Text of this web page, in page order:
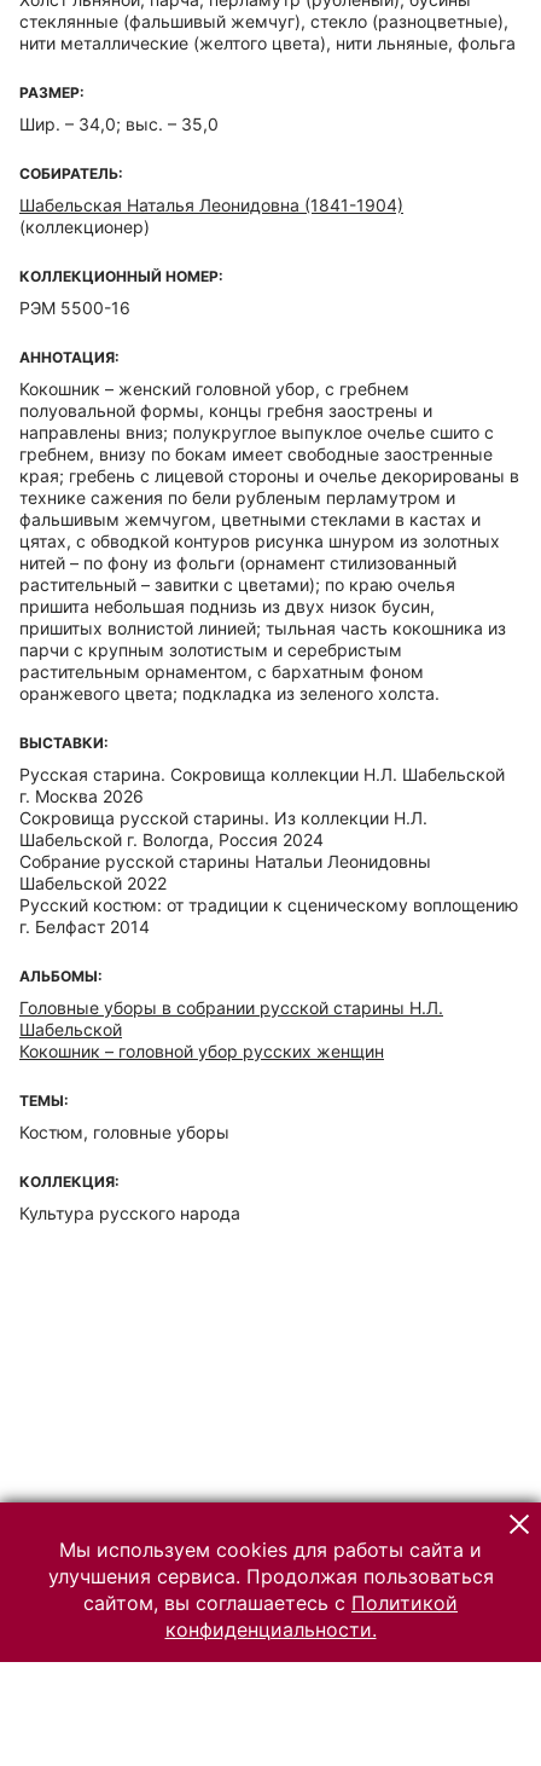
стеклянные (фальшивый жемчуг), стекло (разноцветные),
нити металлические (желтого цвета), нити льняные, фольга
РАЗМЕР:
Шир. – 34,0; выс. – 35,0
СОБИРАТЕЛЬ:
Шабельская Наталья Леонидовна (1841-1904)
(коллекционер)
КОЛЛЕКЦИОННЫЙ НОМЕР:
РЭМ 5500-16
АННОТАЦИЯ:
Кокошник – женский головной убор, с гребнем
полуовальной формы, концы гребня заострены и
направлены вниз; полукруглое выпуклое очелье сшито с
гребнем, внизу по бокам имеет свободные заостренные
края; гребень с лицевой стороны и очелье декорированы в
технике сажения по бели рубленым перламутром и
фальшивым жемчугом, цветными стеклами в кастах и
цятах, с обводкой контуров рисунка шнуром из золотных
нитей – по фону из фольги (орнамент стилизованный
растительный – завитки с цветами); по краю очелья
пришита небольшая поднизь из двух низок бусин,
пришитых волнистой линией; тыльная часть кокошника из
парчи с крупным золотистым и серебристым
растительным орнаментом, с бархатным фоном
оранжевого цвета; подкладка из зеленого холста.
ВЫСТАВКИ:
Русская старина. Сокровища коллекции Н.Л. Шабельской
г. Москва 2026
Сокровища русской старины. Из коллекции Н.Л.
Шабельской г. Вологда, Россия 2024
Собрание русской старины Натальи Леонидовны
Шабельской 2022
Русский костюм: от традиции к сценическому воплощению
г. Белфаст 2014
АЛЬБОМЫ:
Головные уборы в собрании русской старины Н.Л.
Шабельской
Кокошник – головной убор русских женщин
ТЕМЫ:
Костюм, головные уборы
КОЛЛЕКЦИЯ:
Культура русского народа
Мы используем cookies для работы сайта и
улучшения сервиса. Продолжая пользоваться
сайтом, вы соглашаетесь с Политикой
конфиденциальности.